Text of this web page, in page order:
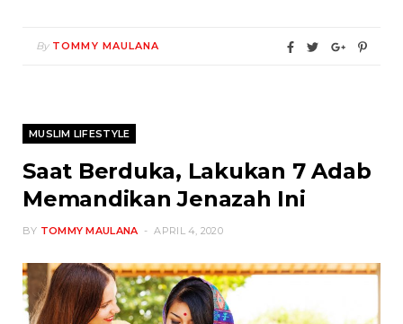
By TOMMY MAULANA
MUSLIM LIFESTYLE
Saat Berduka, Lakukan 7 Adab
Memandikan Jenazah Ini
BY TOMMY MAULANA APRIL 4, 2020